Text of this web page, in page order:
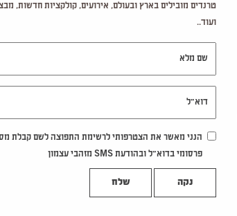
טרנדים מובילים בארץ ובעולם, אירועים, קולקציות חדשות,
ועוד..
הנני מאשר את הצטרפותי לרשימת התפוצה לשם קבלת
פרסומי בדוא"ל ובהודעת SMS מזהבי עצמון
נקה